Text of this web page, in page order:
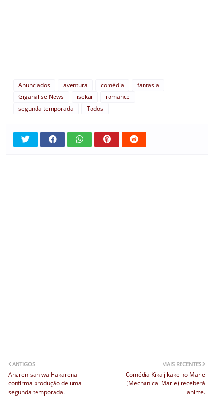
Anunciados aventura comédia
fantasia
Giganalise News
isekai
romance
segunda temporada
Todos
MAIS RECENTES
Comédia Kikaijikake no Marie
(Mechanical Marie) receberá
anime.
ANTIGOS
Aharen-san wa Hakarenai
confirma produção de uma
segunda temporada.